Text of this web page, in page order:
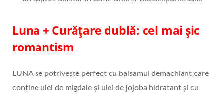
Luna + Curățare dublă: cel mai șic
romantism
LUNA se potrivește perfect cu balsamul demachiant care
conține ulei de migdale și ulei de jojoba hidratant și cu